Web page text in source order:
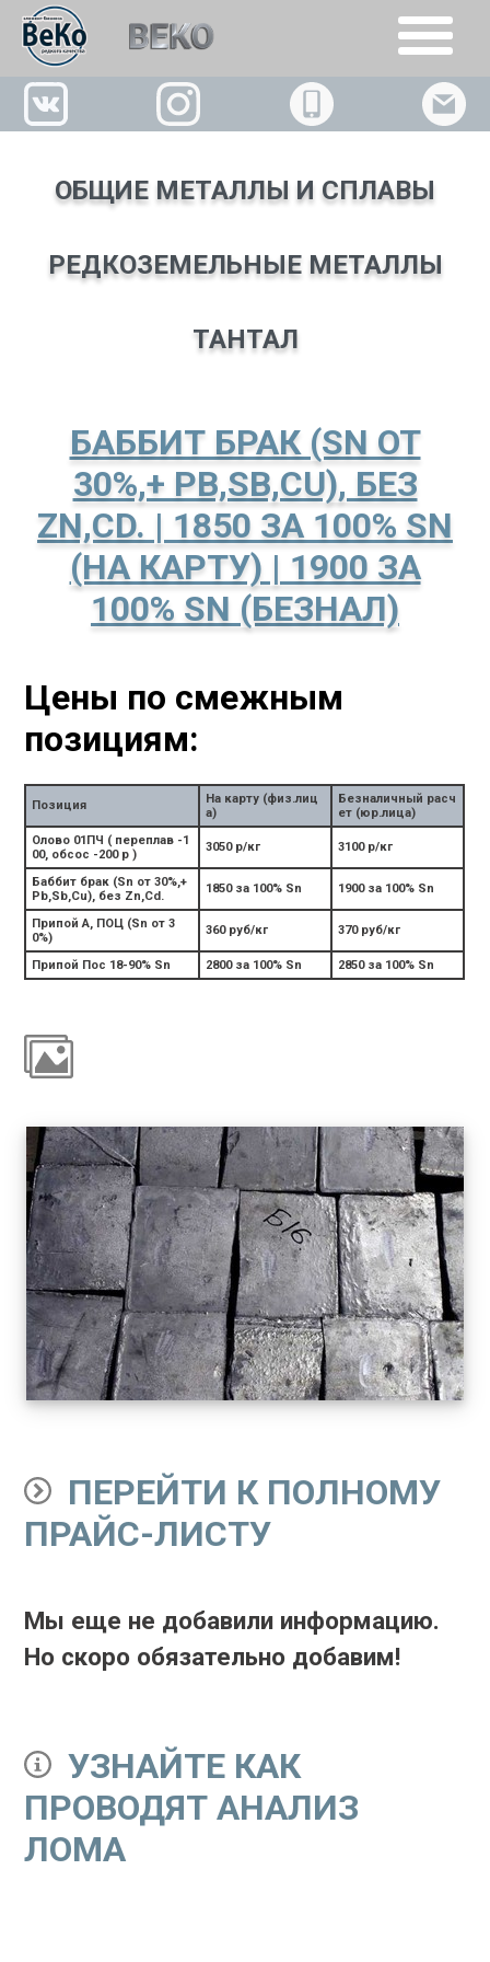
+7(926)509-02-63
ОБЩИЕ МЕТАЛЛЫ И СПЛАВЫ
РЕДКОЗЕМЕЛЬНЫЕ МЕТАЛЛЫ
ТАНТАЛ
БАББИТ БРАК (SN ОТ
30%,+ PB,SB,CU), БЕЗ
ZN,CD. | 1850 ЗА 100% SN
(НА КАРТУ) | 1900 ЗА
100% SN (БЕЗНАЛ)
Цены по смежным
позициям:
Позиция
На карту (физ.лиц
а)
Безналичный расч
ет (юр.лица)
Олово 01ПЧ ( переплав -1
00, обсос -200 р )
3050 р/кг 3100 р/кг
Баббит брак (Sn от 30%,+
Pb,Sb,Cu), без Zn,Cd.
1850 за 100% Sn 1900 за 100% Sn
Припой А, ПОЦ (Sn от 3
0%)
360 руб/кг 370 руб/кг
Припой Пос 18-90% Sn 2800 за 100% Sn 2850 за 100% Sn
ПЕРЕЙТИ К ПОЛНОМУ
ПРАЙС-ЛИСТУ
Мы еще не добавили информацию.
Но скоро обязательно добавим!
УЗНАЙТЕ КАК
ПРОВОДЯТ АНАЛИЗ
ЛОМА